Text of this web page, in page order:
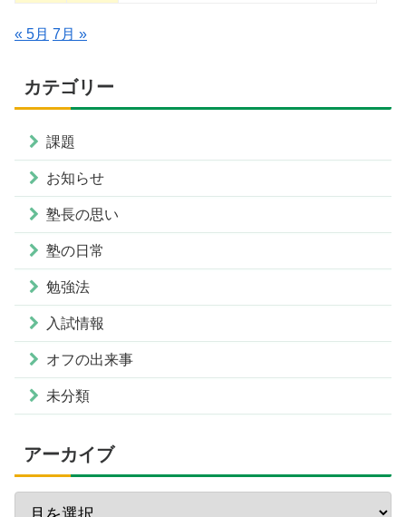
« 5月 7月 »
カテゴリー
課題
お知らせ
塾長の思い
塾の日常
勉強法
入試情報
オフの出来事
未分類
アーカイブ